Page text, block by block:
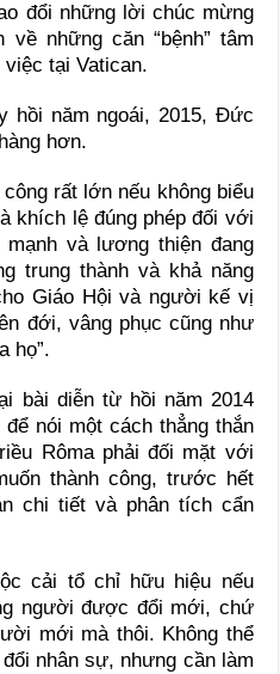
đổi những lời chúc mừng
về những căn “bệnh” tâm
tại Vatican.
hồi năm ngoái, 2015, Đức
hơn.
rất lớn nếu không biểu
khích lệ đúng phép đối với
và lương thiện đang
trung thành và khả năng
Giáo Hội và người kế vị
đới, vâng phục cũng như
họ”.
bài diễn từ hồi năm 2014
nói một cách thẳng thắn
Rôma phải đối mặt với
thành công, trước hết
chi tiết và phân tích cẩn
cải tổ chỉ hữu hiệu nếu
người được đổi mới, chứ
mới mà thôi. Không thể
nhân sự, nhưng cần làm